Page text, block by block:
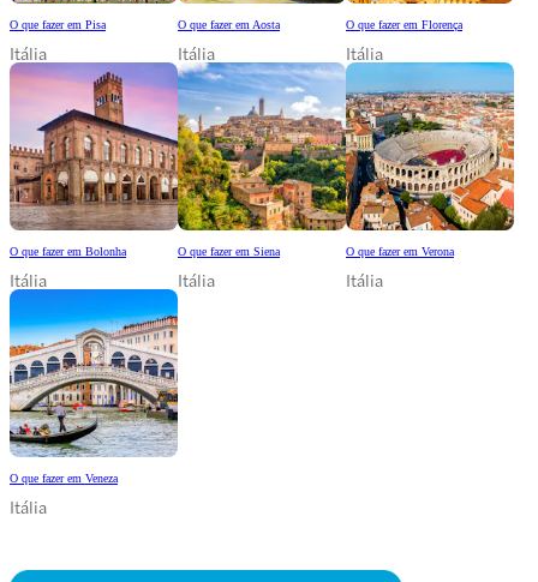
O que fazer em Pisa
Itália
O que fazer em Aosta
Itália
O que fazer em Florença
Itália
O que fazer em Bolonha
Itália
O que fazer em Siena
Itália
O que fazer em Verona
Itália
O que fazer em Veneza
Itália